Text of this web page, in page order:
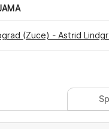
(Zuce) - Astrid